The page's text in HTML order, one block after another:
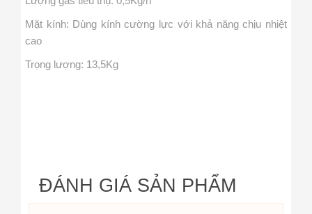
Mặt kính: Dùng kính cường lực với khả năng chịu nhiệt
cao
Trọng lượng: 13,5Kg
ĐÁNH GIÁ SẢN PHẨM